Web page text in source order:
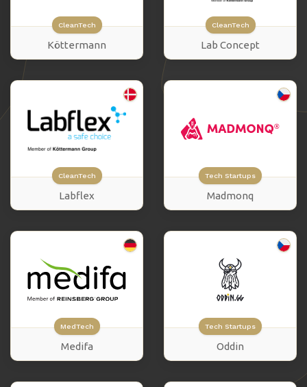
CleanTech
Köttermann
CleanTech
Lab Concept
CleanTech
Labflex
Tech Startups
Madmonq
MedTech
Medifa
Tech Startups
Oddin